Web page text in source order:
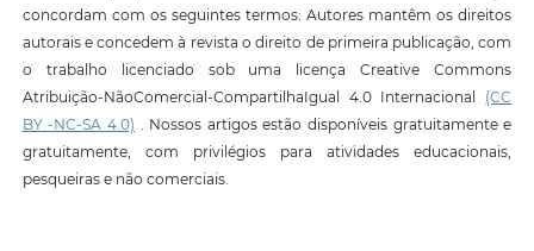
concordam com os seguintes termos: Autores mantêm os direitos
autorais e concedem à revista o direito de primeira publicação, com
o trabalho licenciado sob uma licença Creative Commons
Atribuição-NãoComercial-CompartilhaIgual 4.0 Internacional (CC
BY -NC-SA 4.0) . Nossos artigos estão disponíveis gratuitamente e
gratuitamente, com privilégios para atividades educacionais,
pesqueiras e não comerciais.